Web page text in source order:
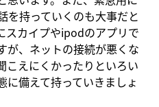
を持っていくのも大事だと
スカイプやipodのアプリで
が、ネットの接続が悪くな
こえにくかったりといろい
に備えて持っていきましょ